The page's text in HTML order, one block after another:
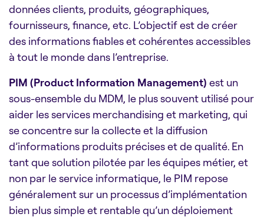
données clients, produits, géographiques,
fournisseurs, finance, etc. L’objectif est de créer
des informations fiables et cohérentes accessibles
à tout le monde dans l’entreprise.
PIM (Product Information Management) est un
sous-ensemble du MDM, le plus souvent utilisé pour
aider les services merchandising et marketing, qui
se concentre sur la collecte et la diffusion
d’informations produits précises et de qualité. En
tant que solution pilotée par les équipes métier, et
non par le service informatique, le PIM repose
généralement sur un processus d’implémentation
bien plus simple et rentable qu’un déploiement